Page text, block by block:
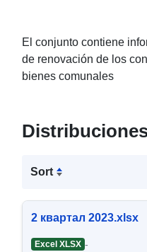
Acuerdos
El conjunto contiene
de renovación de los
bienes comunales
Sort
2 квартал 2023.xlsx
Excel XLSX -